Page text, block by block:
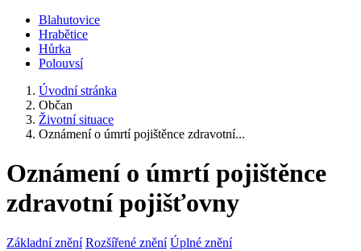
Blahutovice
Hrabětice
Hůrka
Polouvsí
Úvodní stránka
Občan
Životní situace
Oznámení o úmrtí pojištěnce zdravotní...
Oznámení o úmrtí pojištěnce
zdravotní pojišťovny
Základní znění Rozšířené znění Úplné znění